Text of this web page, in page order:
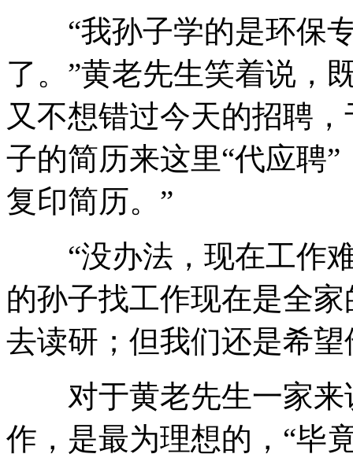
“我孙子学的是环保专
了。”黄老先生笑着说，
又不想错过今天的招聘
子的简历来这里“代应聘
复印简历。”
“没办法，现在工作难
的孙子找工作现在是全
去读研；但我们还是希
对于黄老先生一家来
作，是最为理想的，“毕